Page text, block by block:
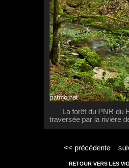
La forêt du PNR du
traversée par la rivière
<< précédente
RETOUR VERS LES